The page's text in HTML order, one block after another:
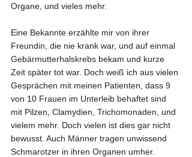
Organe, und vieles mehr.
Eine Bekannte erzählte mir von ihrer
Freundin, die nie krank war, und auf einmal
Gebärmutterhalskrebs bekam und kurze
Zeit später tot war. Doch weiß ich aus vielen
Gesprächen mit meinen Patienten, dass 9
von 10 Frauen im Unterleib behaftet sind
mit Pilzen, Clamydien, Trichomonaden, und
vielem mehr. Doch vielen ist dies gar nicht
bewusst. Auch Männer tragen unwissend
Schmarotzer in ihren Organen umher.